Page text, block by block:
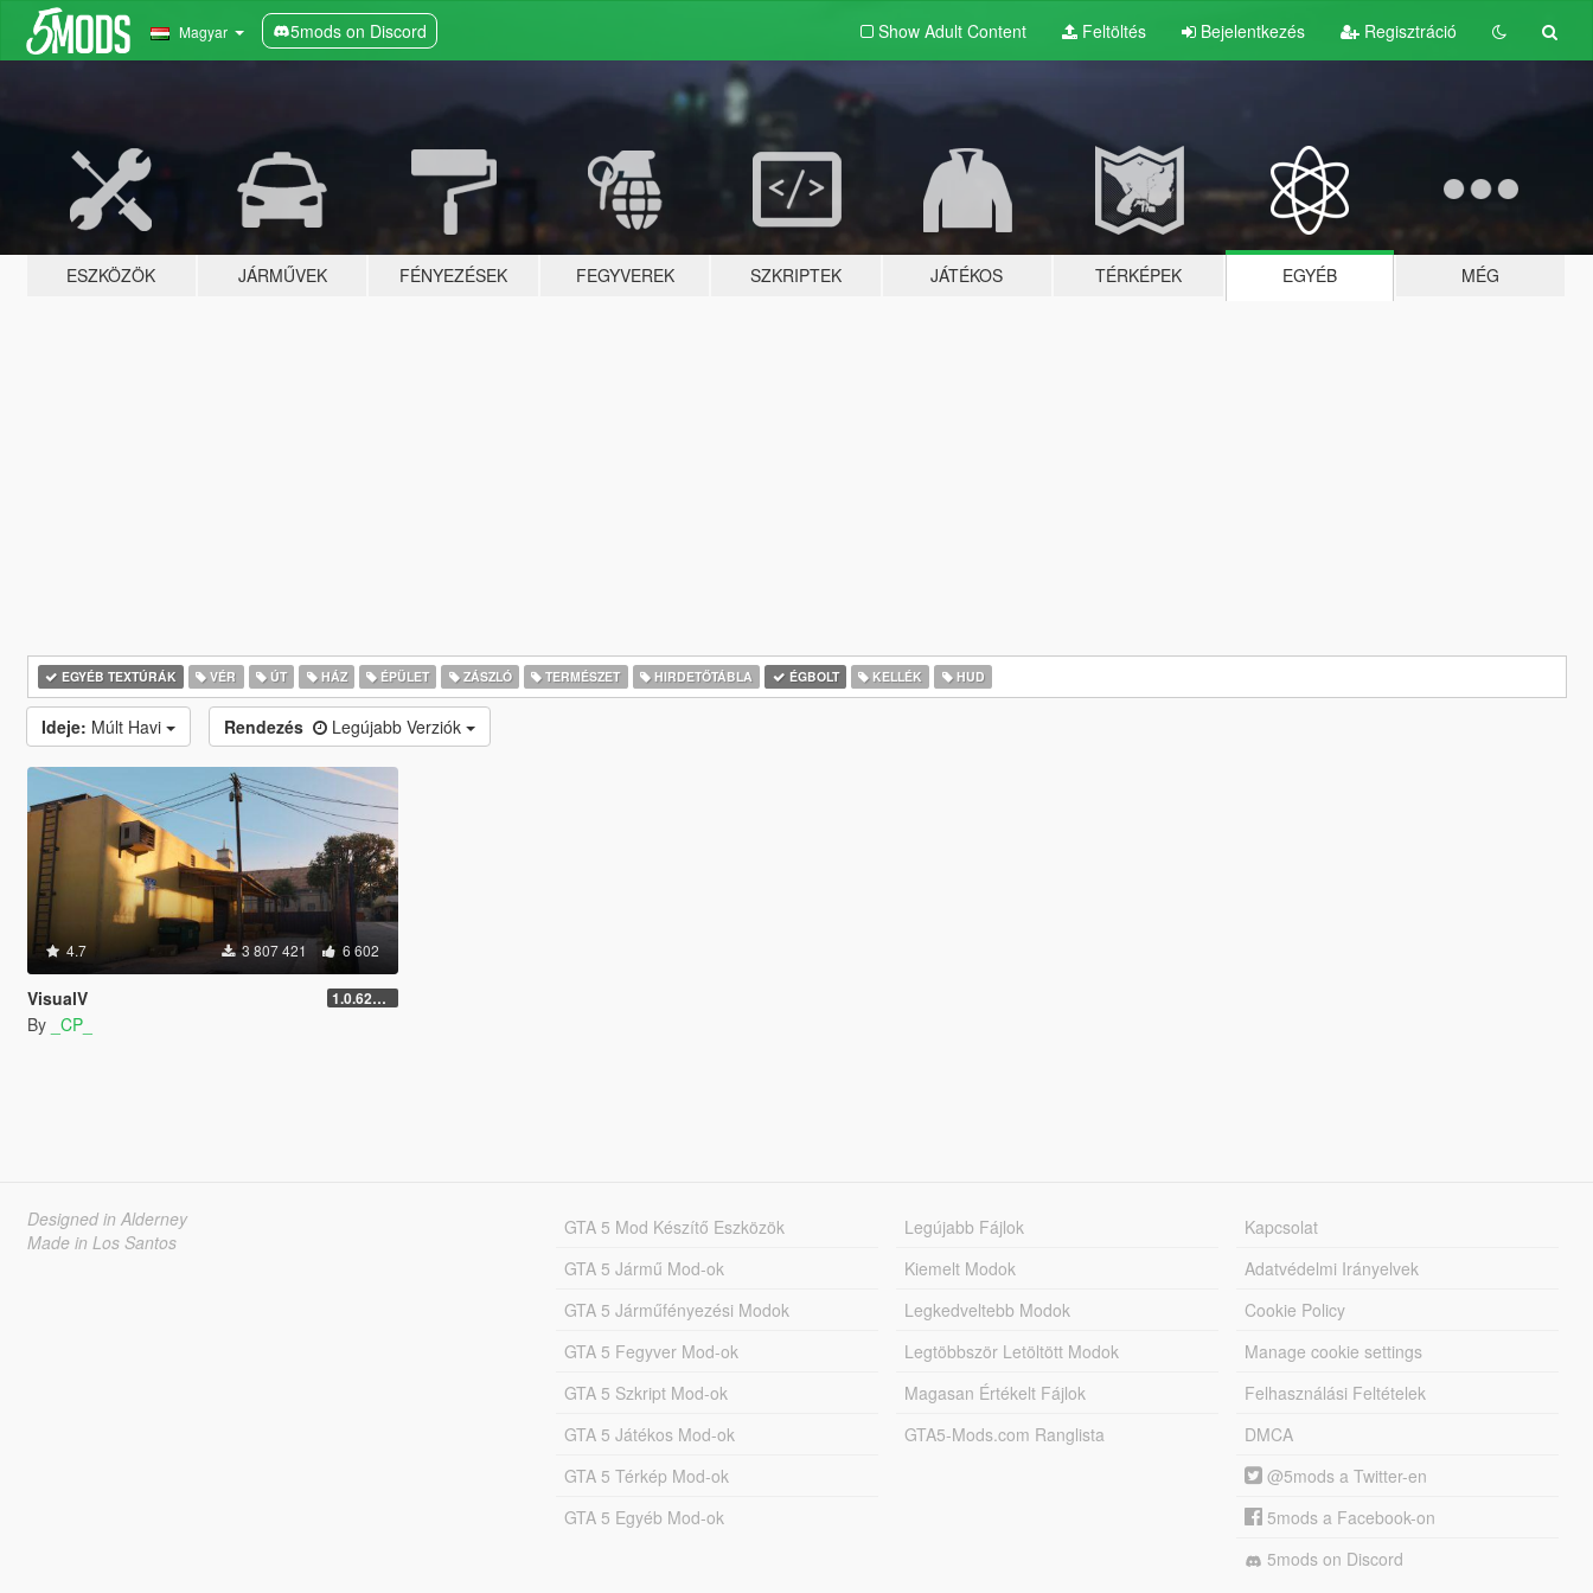
Magyar 5mods on Discord Show Adult Content Feltöltés Bejelentkezés Regisztráció
ESZKÖZÖK JÁRMŰVEK FÉNYEZÉSEK FEGYVEREK SZKRIPTEK JÁTÉKOS TÉRKÉPEK EGYÉB MÉG
EGYÉB TEXTÚRÁK VÉR ÚT HÁZ ÉPÜLET ZÁSZLÓ TERMÉSZET HIRDETŐTÁBLA ÉGBOLT KELLÉK HUD
Ideje: Múlt Havi Rendezés Legújabb Verziók
4.7 3 807 421 6 602
VisualV 1.0.620 (Legacy)
By _CP_
Designed in Alderney
Made in Los Santos
GTA 5 Mod Készítő Eszközök
GTA 5 Jármű Mod-ok
GTA 5 Járműfényezési Modok
GTA 5 Fegyver Mod-ok
GTA 5 Szkript Mod-ok
GTA 5 Játékos Mod-ok
GTA 5 Térkép Mod-ok
GTA 5 Egyéb Mod-ok
Legújabb Fájlok
Kiemelt Modok
Legkedveltebb Modok
Legtöbbször Letöltött Modok
Magasan Értékelt Fájlok
GTA5-Mods.com Ranglista
Kapcsolat
Adatvédelmi Irányelvek
Cookie Policy
Manage cookie settings
Felhasználási Feltételek
DMCA
@5mods a Twitter-en
5mods a Facebook-on
5mods on Discord